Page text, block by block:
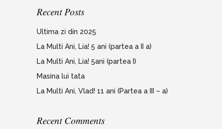
Recent Posts
Ultima zi din 2025
La Multi Ani, Lia! 5 ani (partea a II a)
La Multi Ani, Lia! 5ani (partea I)
Masina lui tata
La Multi Ani, Vlad! 11 ani (Partea a III – a)
Recent Comments